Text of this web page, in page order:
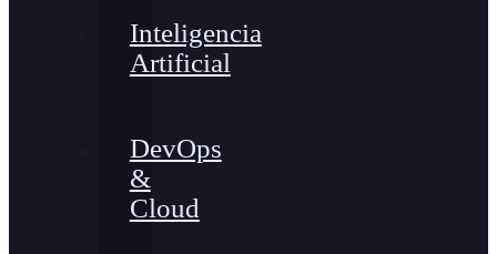
Inteligencia
Artificial
DevOps
&
Cloud